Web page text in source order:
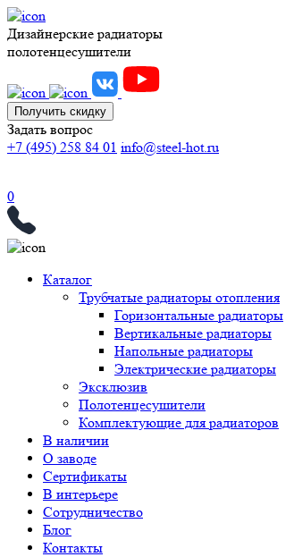
Дизайнерские радиаторы
полотенцесушители
Получить скидку
Задать вопрос
+7 (495) 258 84 01 info@steel-hot.ru
0
Каталог
Трубчатые радиаторы отопления
Горизонтальные радиаторы
Вертикальные радиаторы
Напольные радиаторы
Электрические радиаторы
Эксклюзив
Полотенцесушители
Комплектующие для радиаторов
В наличии
О заводе
Сертификаты
В интерьере
Сотрудничество
Блог
Контакты